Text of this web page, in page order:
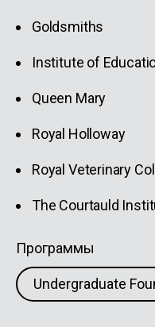
Goldsmiths
Institute of
Queen Mary
Royal Holloway
Royal Veterinary
The Courtauld
Программы
Undergraduate